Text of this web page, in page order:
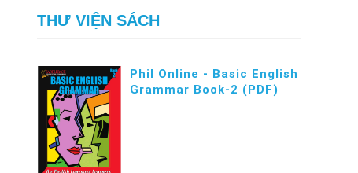
THƯ VIỆN SÁCH
Phil Online - Basic English
Grammar Book-2 (PDF)